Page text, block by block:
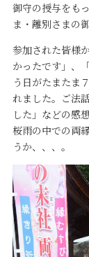
御守の授与をも
ま・離別さまの
参加された皆様
かったです」、
う日がたまたま
れました。ご法
した」などの感
桜雨の中での両
うか、、、。